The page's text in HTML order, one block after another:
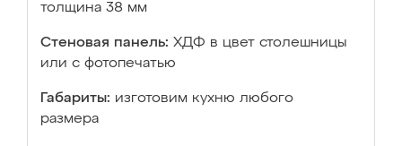
толщина 38 мм
Стеновая панель: ХДФ в цвет столешницы
или с фотопечатью
Габариты: изготовим кухню любого
размера